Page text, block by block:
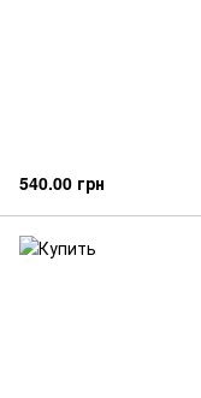
540.00 грн